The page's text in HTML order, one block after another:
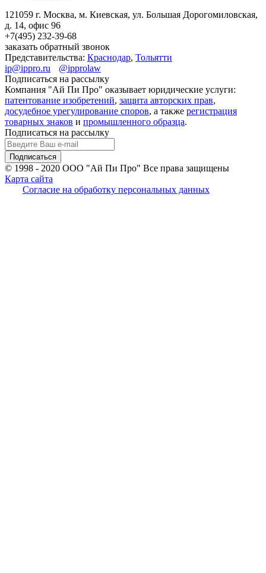
121059 г. Москва, м. Киевская, ул. Большая Дорогомиловская,
д. 14, офис 96
+7(495) 232-39-68
заказать обратный звонок
Представительства: Краснодар, Тольятти
ip@ippro.ru
@ipprolaw
Подписаться на рассылку
Компания "Ай Пи Про" оказывает юридические услуги:
патентование изобретений, защита авторских прав,
досудебное урегулирование споров, а также регистрация
товарных знаков и промышленного образца.
Подписаться на рассылку
© 1998 - 2020 ООО "Ай Пи Про" Все права защищены
Карта сайта
Согласие на обработку персональных данных